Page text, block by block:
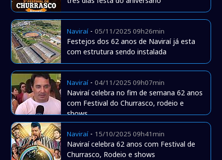
Naviraí-05/11/2025 09h26min
Festejos dos 62 anos de Naviraí já esta
com estrutura sendo instalada
Naviraí-04/11/2025 09h07min
Naviraí celebra no fim de semana 62 anos
com Festival do Churrasco, rodeio e
shows
Naviraí- 15/10/2025 09h41min
Naviraí celebra 62 anos com Festival de
Churrasco, Rodeio e shows